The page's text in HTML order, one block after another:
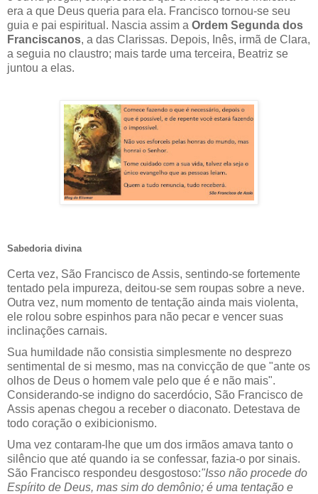
era a que Deus queria para ela. Francisco tornou-se seu
guia e pai espiritual. Nascia assim a Ordem Segunda dos
Franciscanos, a das Clarissas. Depois, Inês, irmã de Clara,
a seguia no claustro; mais tarde uma terceira, Beatriz se
juntou a elas.
Sabedoria divina
Certa vez, São Francisco de Assis, sentindo-se fortemente
tentado pela impureza, deitou-se sem roupas sobre a neve.
Outra vez, num momento de tentação ainda mais violenta,
ele rolou sobre espinhos para não pecar e vencer suas
inclinações carnais.
Sua humildade não consistia simplesmente no desprezo
sentimental de si mesmo, mas na convicção de que "ante os
olhos de Deus o homem vale pelo que é e não mais".
Considerando-se indigno do sacerdócio, São Francisco de
Assis apenas chegou a receber o diaconato. Detestava de
todo coração o exibicionismo.
Uma vez contaram-lhe que um dos irmãos amava tanto o
silêncio que até quando ia se confessar, fazia-o por sinais.
São Francisco respondeu desgostoso:"Isso não procede do
Espírito de Deus, mas sim do demônio; é uma tentação e